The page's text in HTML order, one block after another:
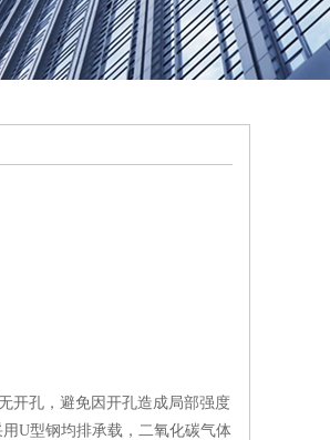
开孔，避免因开孔造成局部强度
U型钢均排承载，二氧化碳气体